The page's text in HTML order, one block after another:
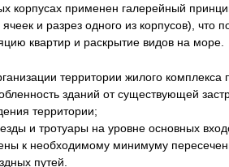
корпусах применен галерейный
и разрез одного из корпусов), что
квартир и раскрытие видов на море.
территории жилого комплекса
зданий от существующей
территории;
и тротуары на уровне основных
к необходимому минимуму
путей.